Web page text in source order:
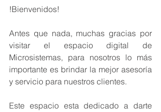
!Bienvenidos!
Antes que nada, muchas gracias por
visitar el espacio digital de
Microsistemas, para nosotros lo más
importante es brindar la mejor asesoría
y servicio para nuestros clientes.
Este espacio esta dedicado a darte